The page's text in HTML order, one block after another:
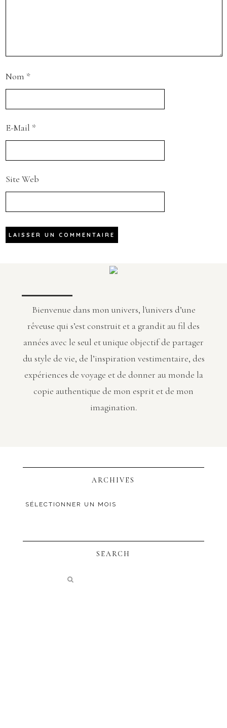
Nom *
E-Mail *
Site Web
Bienvenue dans mon univers, l'univers d’une
rêveuse qui s’est construit et a grandit au fil des
années avec le seul et unique objectif de partager
du style de vie, de l’inspiration vestimentaire, des
expériences de voyage et de donner au monde la
copie authentique de mon esprit et de mon
imagination.
ARCHIVES
SEARCH